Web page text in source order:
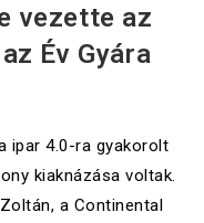
vezette az
Év Gyára
ipar 4.0-ra gyakorolt
kiaknázása voltak.
a Continental